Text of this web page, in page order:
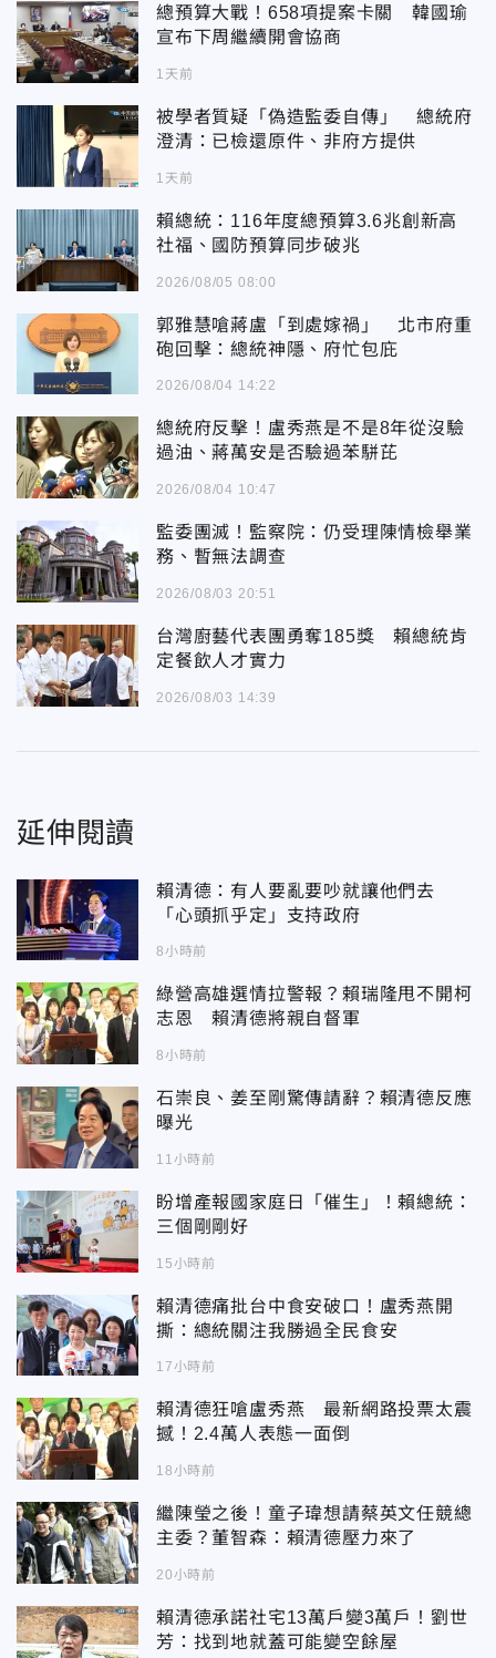
總預算大戰！658項提案卡關 韓國瑜
宣布下周繼續開會協商
1天前
被學者質疑「偽造監委自傳」 總統府
澄清：已檢還原件、非府方提供
1天前
賴總統：116年度總預算3.6兆創新高
社福、國防預算同步破兆
2026/08/05 08:00
郭雅慧嗆蔣盧「到處嫁禍」 北市府重
砲回擊：總統神隱、府忙包庇
2026/08/04 14:22
總統府反擊！盧秀燕是不是8年從沒驗
過油、蔣萬安是否驗過苯駢芘
2026/08/04 10:47
監委團滅！監察院：仍受理陳情檢舉業
務、暫無法調查
2026/08/03 20:51
台灣廚藝代表團勇奪185獎 賴總統肯
定餐飲人才實力
2026/08/03 14:39
延伸閱讀
賴清德：有人要亂要吵就讓他們去
「心頭抓乎定」支持政府
8小時前
綠營高雄選情拉警報？賴瑞隆甩不開柯
志恩 賴清德將親自督軍
8小時前
石崇良、姜至剛驚傳請辭？賴清德反應
曝光
11小時前
盼增產報國家庭日「催生」！賴總統：
三個剛剛好
15小時前
賴清德痛批台中食安破口！盧秀燕開
撕：總統關注我勝過全民食安
17小時前
賴清德狂嗆盧秀燕 最新網路投票太震
撼！2.4萬人表態一面倒
18小時前
繼陳瑩之後！童子瑋想請蔡英文任競總
主委？董智森：賴清德壓力來了
20小時前
賴清德承諾社宅13萬戶變3萬戶！劉世
芳：找到地就蓋可能變空餘屋